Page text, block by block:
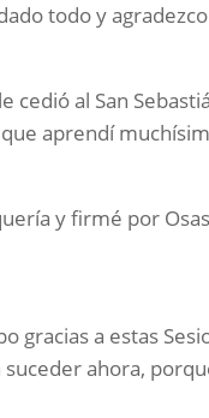
todo y
al San
aprendí
y firmé por
gracias a estas
ahora,